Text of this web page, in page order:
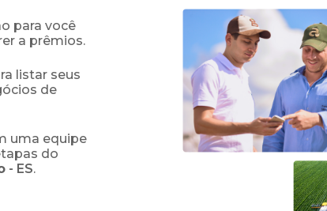
para você
a prêmios.
listar seus
de
uma equipe
do
- ES.